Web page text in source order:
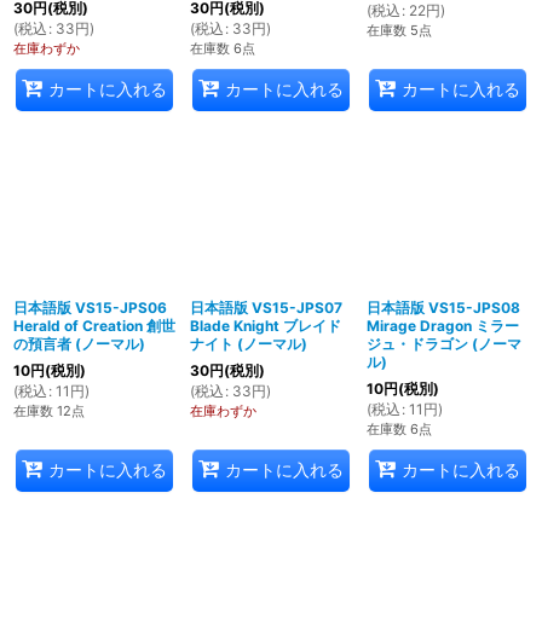
30円(税別)
(税込 : 33円)
在庫わずか
カートに入れる
30円(税別)
(税込 : 33円)
在庫数 6点
カートに入れる
(税込 : 22円)
在庫数 5点
カートに入れる
日本語版 VS15-JPS06
Herald of Creation 創世
の預言者 (ノーマル)
10円(税別)
(税込 : 11 円)
在庫数 12点
カートに入れる
日本語版 VS15-JPS07
Blade Knight ブレイド
ナイト (ノーマル)
30円(税別)
(税込 : 33円)
在庫わずか
カートに入れる
日本語版 VS15-JPS08
Mirage Dragon ミラー
ジュ・ドラゴン (ノーマ
ル)
10円(税別)
(税込 : 11 円)
在庫数 6点
カートに入れる